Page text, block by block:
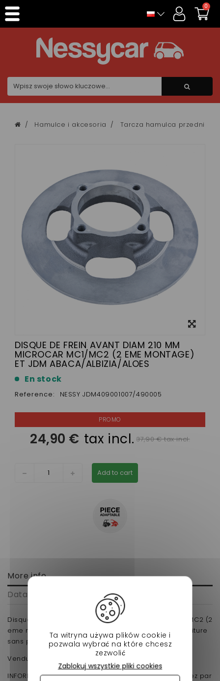
0
Hamulce i akcesoria Tarcza hamulca przedniego
DISQUE DE FREIN AVANT DIAM 210 MM
MICROCAR MC1/MC2 (2 EME MONTAGE)
ET JDM ABACA/ALBIZIA/ALOES
En stock
Reference: NESSY JDM409001007/490005
24,90 € tax incl. 37,90 € tax incl.
Add to cart
More info
Data sheet
Disque de frein avant DIAM 210 mm microcar MC1/MC2 (2
eme montage) et JDM ABACA/ALBIZIA/ALOES pour voiture
sans permis.
Vendu a l'unité
INFORMATION : Nous vous conseillons de les changez par
Panel zarządzania plikami cookies
Ta witryna używa plików cookie i
pozwala wybrać na które chcesz
zezwolić
Zablokuj wszystkie pliki cookies